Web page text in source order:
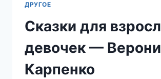
ДРУГОЕ
Сказки для
девочек —
Карпенко